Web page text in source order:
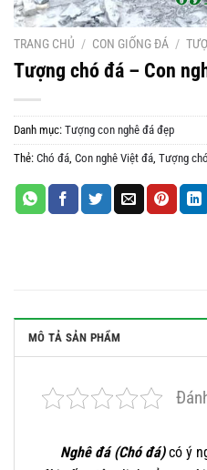
TRANG CHỦ / CON GIỐNG ĐÁ /
Tượng chó đá – Con
Danh mục: Tượng con nghê đá đẹp
Thẻ: Chó đá, Con nghê Việt đá, Tượng
MÔ TẢ SẢN PHẨM
Nghê đá (Chó đá)có ý